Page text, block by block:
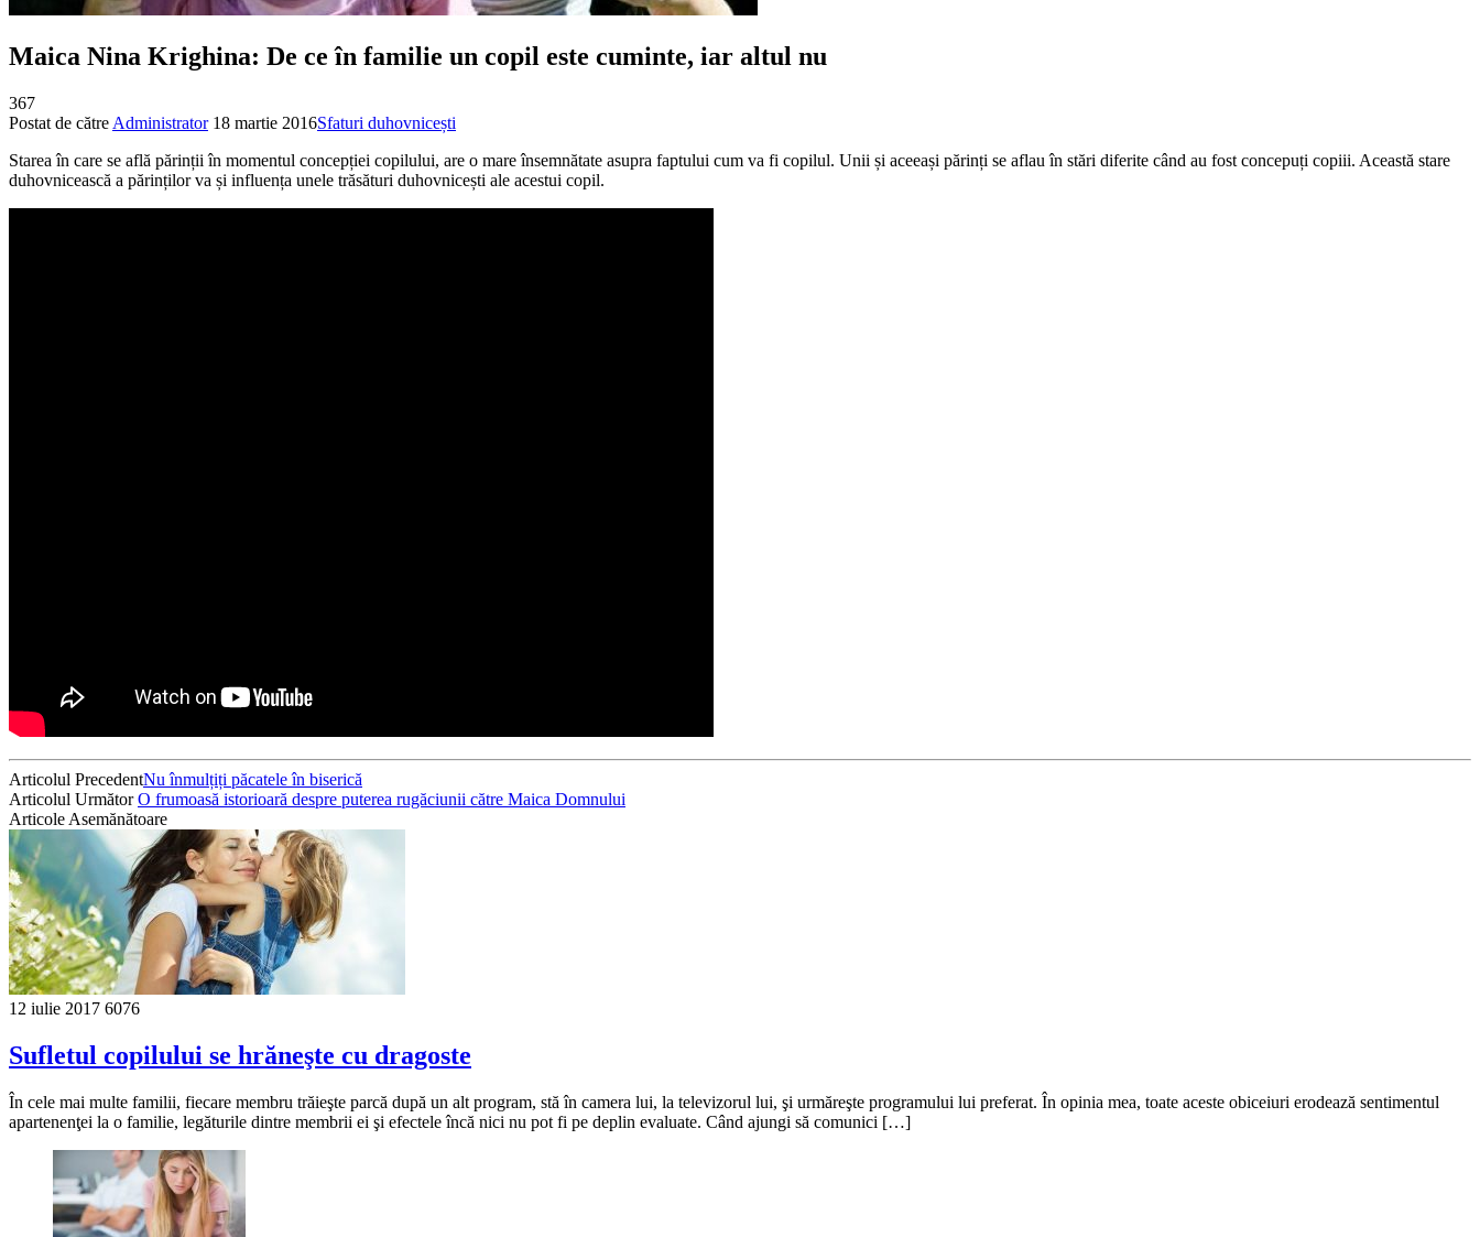
Maica Nina Krighina: De ce în familie un copil este cuminte, iar altul nu
367
Postat de către Administrator 18 martie 2016Sfaturi duhovnicești
Starea în care se află părinții în momentul concepției copilului, are o mare însemnătate asupra faptului cum va fi copilul. Unii și aceeași părinți se aflau în stări diferite când au fost concepuți copiii. Această stare
duhovnicească a părinților va și influența unele trăsături duhovnicești ale acestui copil.
Articolul PrecedentNu înmulțiți păcatele în biserică
Articolul UrmătorO frumoasă istorioară despre puterea rugăciunii către Maica Domnului
Articole Asemănătoare
12 iulie 2017 6076
Sufletul copilului se hrăneşte cu dragoste
În cele mai multe familii, fiecare membru trăieşte parcă după un alt program, stă în camera lui, la televizorul lui, şi urmăreşte programului lui preferat. În opinia mea, toate aceste obiceiuri erodează sentimentul
apartenenţei la o familie, legăturile dintre membrii ei şi efectele încă nici nu pot fi pe deplin evaluate. Când ajungi să comunici […]